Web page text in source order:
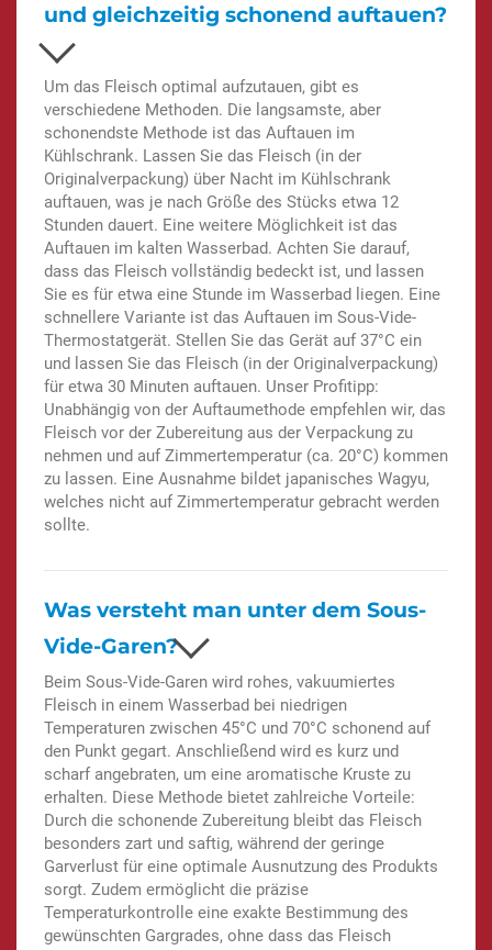
und gleichzeitig schonend auftauen?
Um das Fleisch optimal aufzutauen, gibt es
verschiedene Methoden. Die langsamste, aber
schonendste Methode ist das Auftauen im
Kühlschrank. Lassen Sie das Fleisch (in der
Originalverpackung) über Nacht im Kühlschrank
auftauen, was je nach Größe des Stücks etwa 12
Stunden dauert. Eine weitere Möglichkeit ist das
Auftauen im kalten Wasserbad. Achten Sie darauf,
dass das Fleisch vollständig bedeckt ist, und lassen
Sie es für etwa eine Stunde im Wasserbad liegen. Eine
schnellere Variante ist das Auftauen im Sous-Vide-
Thermostatgerät. Stellen Sie das Gerät auf 37°C ein
und lassen Sie das Fleisch (in der Originalverpackung)
für etwa 30 Minuten auftauen. Unser Profitipp:
Unabhängig von der Auftaumethode empfehlen wir, das
Fleisch vor der Zubereitung aus der Verpackung zu
nehmen und auf Zimmertemperatur (ca. 20°C) kommen
zu lassen. Eine Ausnahme bildet japanisches Wagyu,
welches nicht auf Zimmertemperatur gebracht werden
sollte.
Was versteht man unter dem Sous-
Vide-Garen?
Beim Sous-Vide-Garen wird rohes, vakuumiertes
Fleisch in einem Wasserbad bei niedrigen
Temperaturen zwischen 45°C und 70°C schonend auf
den Punkt gegart. Anschließend wird es kurz und
scharf angebraten, um eine aromatische Kruste zu
erhalten. Diese Methode bietet zahlreiche Vorteile:
Durch die schonende Zubereitung bleibt das Fleisch
besonders zart und saftig, während der geringe
Garverlust für eine optimale Ausnutzung des Produkts
sorgt. Zudem ermöglicht die präzise
Temperaturkontrolle eine exakte Bestimmung des
gewünschten Gargrades, ohne dass das Fleisch